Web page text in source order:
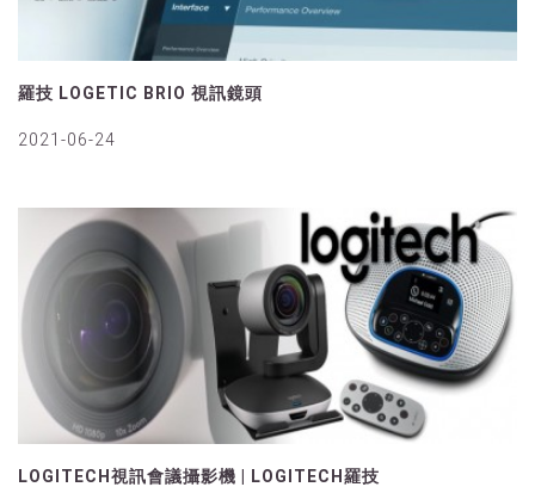
羅技 LOGETIC BRIO 視訊鏡頭
2021-06-24
LOGITECH視訊會議攝影機 | LOGITECH羅技